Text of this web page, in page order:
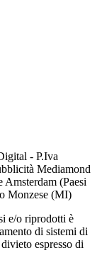
- P.Iva
Mediamond
(Paesi
Monzese (MI)
e/o riprodotti è
di sistemi di
espresso di